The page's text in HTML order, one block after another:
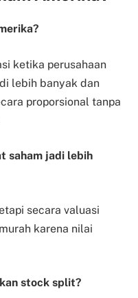
ketika perusahaan
lebih banyak dan
proporsional tanpa
saham jadi lebih
secara valuasi
karena nilai
stock split?